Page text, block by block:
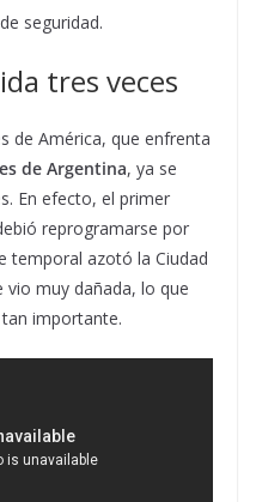
seguridad.
tres veces
de América, que enfrenta
de Argentina, ya se
En efecto, el primer
reprogramarse por
temporal azotó la Ciudad
vio muy dañada, lo que
importante.